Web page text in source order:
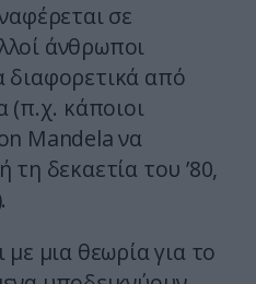
σε
άνθρωποι
διαφορετικά από
(π.χ. κάποιοι
Mandela να
τη δεκαετία του ’80,
με μια θεωρία για το